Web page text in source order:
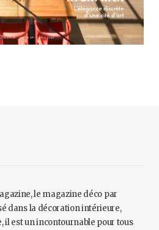
le magazine déco par
dans la décoration intérieure,
il est un incontournable pour tous